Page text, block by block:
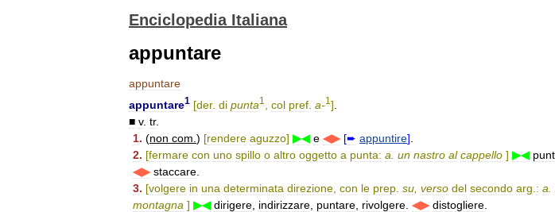
Enciclopedia Italiana
appuntare
appuntare
appuntare1 [der. di punta1 col pref a-1 ]
■ v. tr.
1. (non com ) [rendere aguzzo] ▶◀ e ◀▶ [➨ appuntire]
2. [fermare con uno spillo o altro oggetto a punta: a un nastro al cappello ] ▶◀
◀▶ staccare
3. [volgere in una determinata direzione con le prep su verso del secondo arg : a
montagna ] ▶◀ dirigere indirizzare puntare rivolgere ◀▶ distogliere